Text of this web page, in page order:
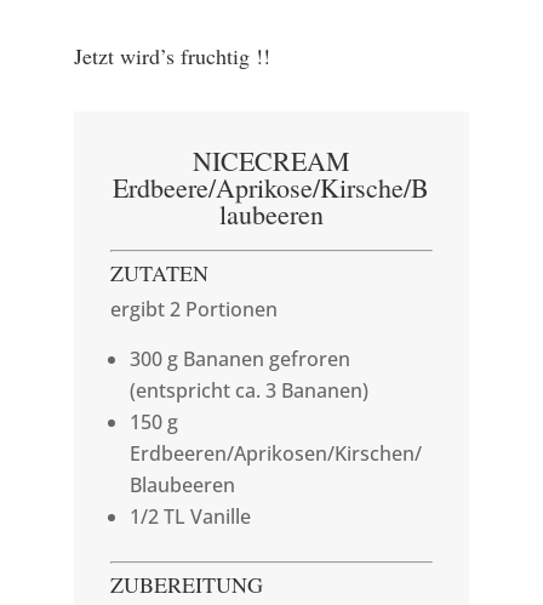
Jetzt wird’s fruchtig !!
NICECREAM
Erdbeere/Aprikose/Kirsche/B
laubeeren
ZUTATEN
ergibt 2 Portionen
300 g Bananen gefroren
(entspricht ca. 3 Bananen)
150 g
Erdbeeren/Aprikosen/Kirschen/
Blaubeeren
1/2 TL Vanille
ZUBEREITUNG